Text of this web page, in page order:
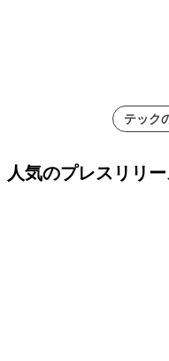
テック
人気のプレスリリ